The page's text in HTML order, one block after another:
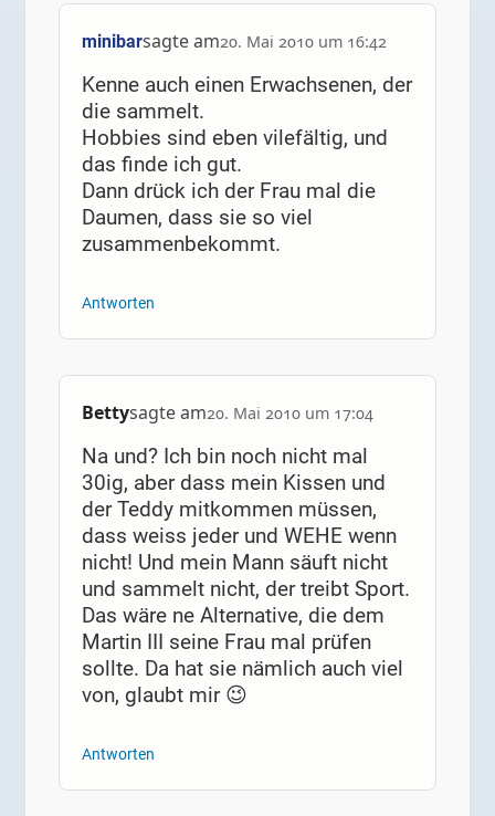
minibarsagte am20. Mai 2010 um 16:42
Kenne auch einen Erwachsenen, der
die sammelt.
Hobbies sind eben vilefältig, und
das finde ich gut.
Dann drück ich der Frau mal die
Daumen, dass sie so viel
zusammenbekommt.
Antworten
Bettysagte am20. Mai 2010 um 17:04
Na und? Ich bin noch nicht mal
30ig, aber dass mein Kissen und
der Teddy mitkommen müssen,
dass weiss jeder und WEHE wenn
nicht! Und mein Mann säuft nicht
und sammelt nicht, der treibt Sport.
Das wäre ne Alternative, die dem
Martin III seine Frau mal prüfen
sollte. Da hat sie nämlich auch viel
von, glaubt mir 😉
Antworten